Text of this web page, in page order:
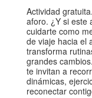
Actividad
aforo. ¿Y si este
cuidarte como
de viaje hacia el
transforma
grandes
te invitan a
dinámicas,
reconectar